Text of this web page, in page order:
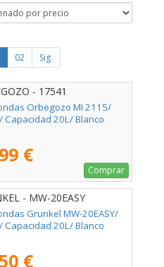
02 Sig.
- 17541
Orbegozo MI 2115/
Capacidad 20L/ Blanco
€
Comprar
- MW-20EASY
Grunkel MW-20EASY/
Capacidad 20L/ Blanco
€